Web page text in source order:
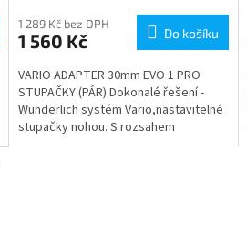
1 289 Kč bez DPH
1 560 Kč Do košíku
VARIO ADAPTER 30mm EVO 1 PRO
STUPAČKY (PÁR) Dokonalé řešení -
Wunderlich systém Vario,nastavitelné
stupačky nohou. S rozsahem